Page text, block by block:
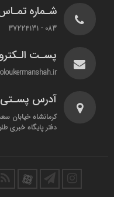
شـماره
083 - 37224131
پسـت
آدرس پسـتی
دفتر پایگاه خبری